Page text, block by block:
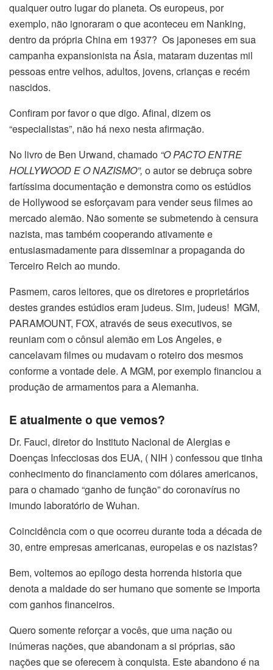
qualquer outro lugar do planeta. Os europeus, por
exemplo, não ignoraram o que aconteceu em Nanking,
dentro da própria China em 1937? Os japoneses em sua
campanha expansionista na Ásia, mataram duzentas mil
pessoas entre velhos, adultos, jovens, crianças e recém
nascidos.
Confiram por favor o que digo. Afinal, dizem os
“especialistas”, não há nexo nesta afirmação.
No livro de Ben Urwand, chamado “O PACTO ENTRE
HOLLYWOOD E O NAZISMO”, o autor se debruça sobre
fartíssima documentação e demonstra como os estúdios
de Hollywood se esforçavam para vender seus filmes ao
mercado alemão. Não somente se submetendo à censura
nazista, mas também cooperando ativamente e
entusiasmadamente para disseminar a propaganda do
Terceiro Reich ao mundo.
Pasmem, caros leitores, que os diretores e proprietários
destes grandes estúdios eram judeus. Sim, judeus! MGM,
PARAMOUNT, FOX, através de seus executivos, se
reuniam com o cônsul alemão em Los Angeles, e
cancelavam filmes ou mudavam o roteiro dos mesmos
conforme a vontade dele. A MGM, por exemplo financiou a
produção de armamentos para a Alemanha.
E atualmente o que vemos?
Dr. Fauci, diretor do Instituto Nacional de Alergias e
Doenças Infecciosas dos EUA, ( NIH ) confessou que tinha
conhecimento do financiamento com dólares americanos,
para o chamado “ganho de função” do coronavírus no
imundo laboratório de Wuhan.
Coincidência com o que ocorreu durante toda a década de
30, entre empresas americanas, europeias e os nazistas?
Bem, voltemos ao epílogo desta horrenda historia que
denota a maldade do ser humano que somente se importa
com ganhos financeiros.
Quero somente reforçar a vocês, que uma nação ou
inúmeras nações, que abandonam a si próprias, são
nações que se oferecem à conquista. Este abandono é na